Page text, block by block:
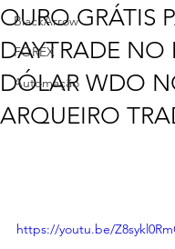
BlackArrow
FOREX
Automação
OURO GRÁTIS
DAYTRADE NO
DÓLAR WDO
ARQUEIRO
https://youtu.be/